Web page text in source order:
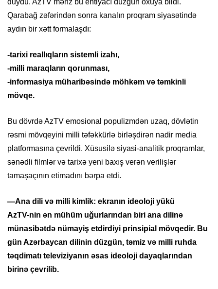
Qarabağ zəfərindən sonra kanalın proqram siyasətində
aydın bir xətt formalaşdı:
-tarixi reallıqların sistemli izahı,
-milli maraqların qorunması,
-informasiya müharibəsində möhkəm və təmkinli
mövqe.
Bu dövrdə AzTV emosional populizmdən uzaq, dövlətin
rəsmi mövqeyini milli təfəkkürlə birləşdirən nadir media
platformasına çevrildi. Xüsusilə siyasi-analitik proqramlar,
sənədli filmlər və tarixə yeni baxış verən verilişlər
tamaşaçının etimadını bərpa etdi.
—Ana dili və milli kimlik: ekranın ideoloji yükü
AzTV-nin ən mühüm uğurlarından biri ana dilinə
münasibətdə nümayiş etdirdiyi prinsipial mövqedir. Bu
gün Azərbaycan dilinin düzgün, təmiz və milli ruhda
təqdimatı televiziyanın əsas ideoloji dayaqlarından
birinə çevrilib.